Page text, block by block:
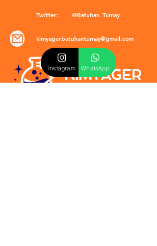
Twitter: @Batuhan_Tumay
kimyagerbatuhantumay@gmail.com
Instagram WhatsApp